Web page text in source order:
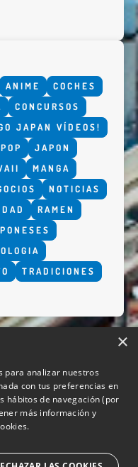
ANIME
COCHES
CONCURSOS
JAPAN VÍDEOS!
JAPON
MANGA
NOTICIAS
RAMEN
TRADICIONES
×
para analizar nuestros
con tus preferencias en
hábitos de navegación (por
más información y